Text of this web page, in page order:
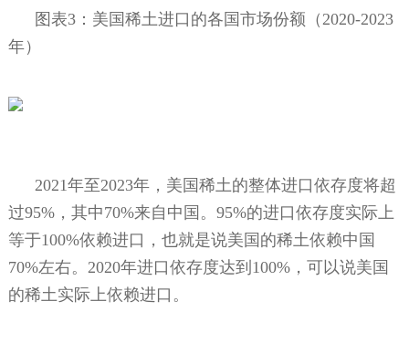
图表3 ：美国稀土进口的各国市场份额（ 2020-2023
年）
2021年至2023年，美国稀土的整体进口依存度将超
过95%，其中70%来自中国。 95%的进口依存度实际上
等于100%依赖进口，也就是说美国的稀土依赖中国
70%左右。 2020年进口依存度达到 100%，可以说美国
的稀土实际上依赖进口。